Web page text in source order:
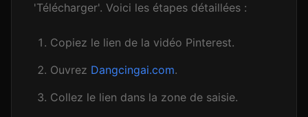
'Télécharger'. Voici les étapes détaillées :
Copiez le lien de la vidéo Pinterest.
Ouvrez Dangcingai.com.
Collez le lien dans la zone de saisie.